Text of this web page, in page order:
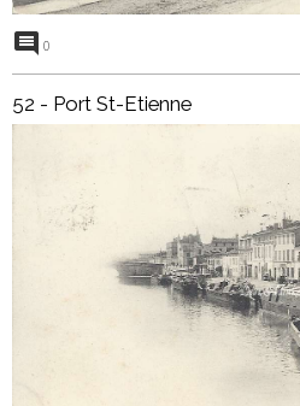
0
52 - Port St-Etienne